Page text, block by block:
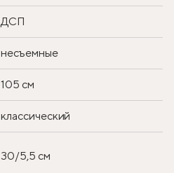
ДСП
несъемные
105 см
классический
30/5,5 см